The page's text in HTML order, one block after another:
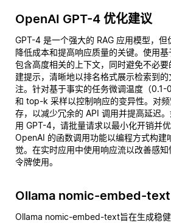
OpenAI GPT-4 优化建议
GPT-4 是一个强大的 RAG 应用模型，
降低成本和提高响应质量的关键。使用
包含高度相关的上下文，同时避免不必
建提示，清晰地以排名格式展示检索到
注。针对基于事实的任务微调温度（
和 top-k 采样以控制响应的变异性。对
存，以减少冗余的 API 调用并提高延迟
用 GPT-4，请批量请求以最小化开销并
OpenAI 的函数调用功能以编程方式构建
觉。在实时应用中使用响应流以改善感
令牌使用。
Ollama nomic-embed-text
Ollama nomic-embed-text旨在生成稳